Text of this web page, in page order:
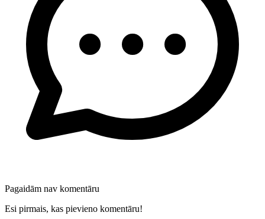
Pagaidām nav komentāru
Esi pirmais, kas pievieno komentāru!